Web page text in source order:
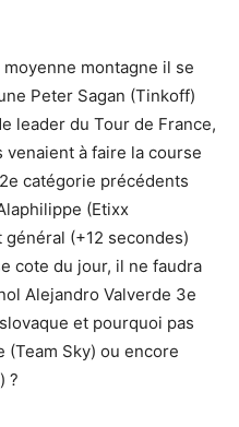
montagne il se
Peter Sagan (Tinkoff)
leader du Tour de France,
à faire la course
catégorie précédents
(Etixx
(+12 secondes)
cote du jour, il ne faudra
Alejandro Valverde 3e
et pourquoi pas
(Team Sky) ou encore
?